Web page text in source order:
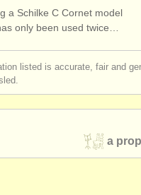
a Schilke C Cornet model
only been used twice…
listed is accurate, fair and
a